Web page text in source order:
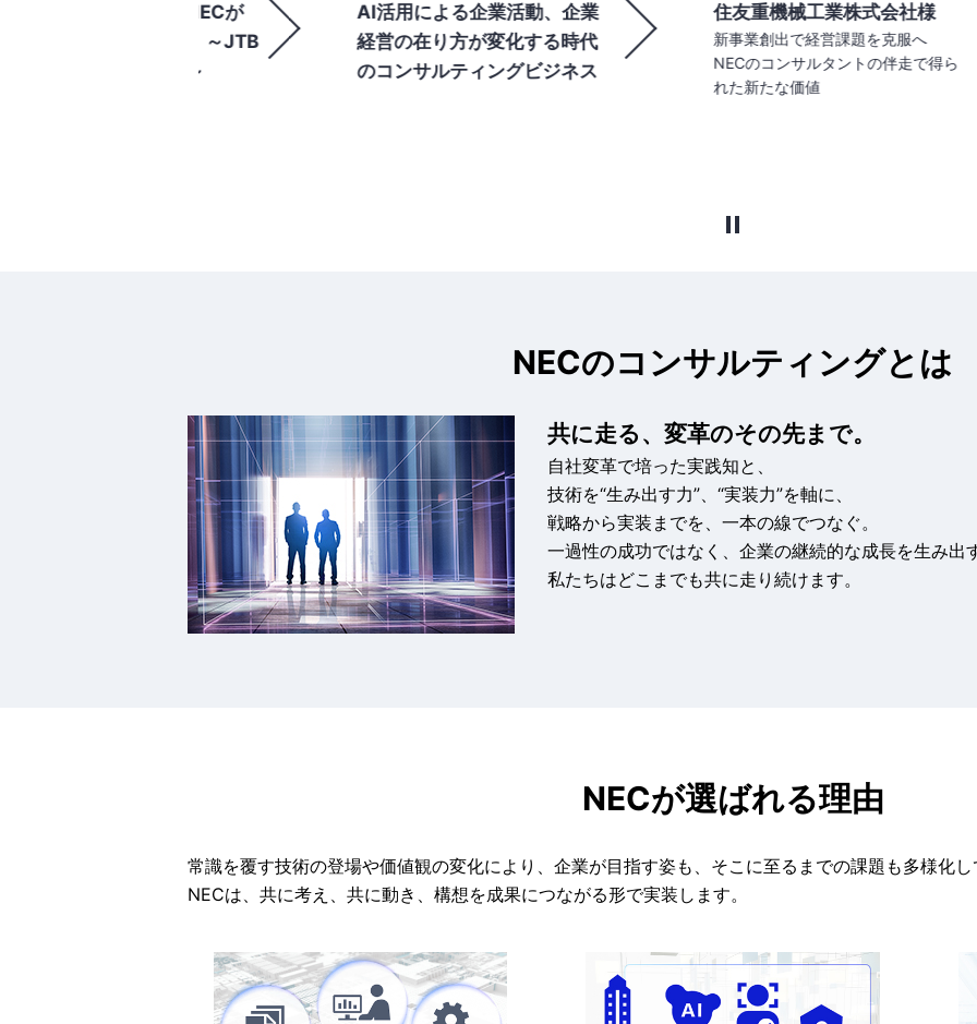
AI活用による企業活動、企業
経営の在り方が変化する時代
のコンサルティングビジネス
住友重機械工業株式会社様
新事業創出で経営課題を克服へ
NECのコンサルタントの伴走で得ら
住
技
新事
NECのコンサルティングとは
共に走る、変革のその先まで。
自社変革で培った実践知と、
技術を“生み出す力”、“実装力”を軸に、
戦略から実装までを、一本の線でつなぐ。
一過性の成功ではなく、企業の継続的な成長を生み出
私たちはどこまでも共に走り続けます。
NECが選ばれる理由
常識を覆す技術の登場や価値観の変化により、企業が目指す姿も、そこに至るまでの課題も多様化し
NECは、共に考え、共に動き、構想を成果につながる形で実装します。